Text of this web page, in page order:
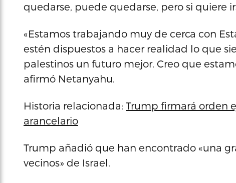
quedarse, puede quedarse, pero si quiere
«Estamos trabajando muy de cerca con
estén dispuestos a hacer realidad lo que
palestinos un futuro mejor. Creo que
afirmó Netanyahu.
Historia relacionada: Trump firmará orden
arancelario
Trump añadió que han encontrado «una
vecinos» de Israel.